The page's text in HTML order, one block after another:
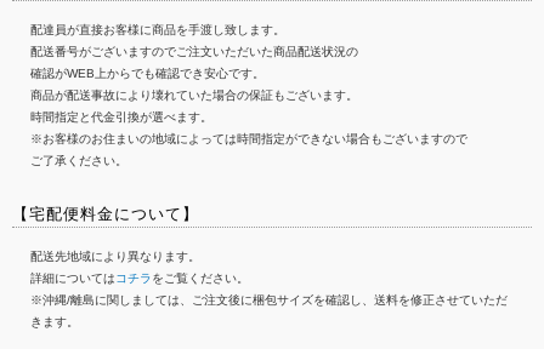
配達員が直接お客様に商品を手渡し致します。
配送番号がございますのでご注文いただいた商品配送状況の
確認がWEB上からでも確認でき安心です。
商品が配送事故により壊れていた場合の保証もございます。
時間指定と代金引換が選べます。
※お客様のお住まいの地域によっては時間指定ができない場合もございますので
ご了承ください。
【宅配便料金について】
配送先地域により異なります。
詳細についてはコチラをご覧ください。
※沖縄/離島に関しましては、ご注文後に梱包サイズを確認し、送料を修正させていただ
きます。